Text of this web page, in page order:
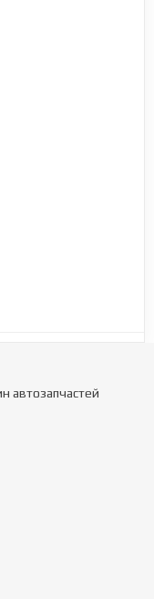
автозапчастей